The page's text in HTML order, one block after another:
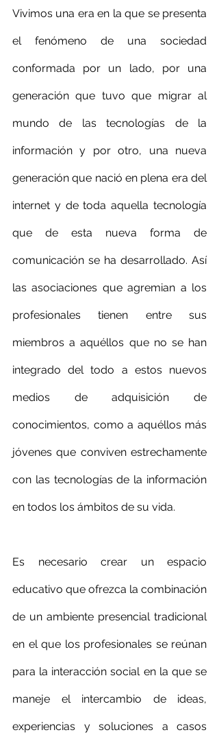
Vivimos una era en la que se presenta
el fenómeno de una sociedad
conformada por un lado, por una
generación que tuvo que migrar al
mundo de las tecnologías de la
información y por otro, una nueva
generación que nació en plena era del
internet y de toda aquella tecnología
que de esta nueva forma de
comunicación se ha desarrollado. Así
las asociaciones que agremian a los
profesionales tienen entre sus
miembros a aquéllos que no se han
integrado del todo a estos nuevos
medios de adquisición de
conocimientos, como a aquéllos más
jóvenes que conviven estrechamente
con las tecnologías de la información
en todos los ámbitos de su vida.
Es necesario crear un espacio
educativo que ofrezca la combinación
de un ambiente presencial tradicional
en el que los profesionales se reúnan
para la interacción social en la que se
maneje el intercambio de ideas,
experiencias y soluciones a casos